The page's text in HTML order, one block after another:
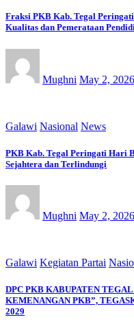
Fraksi PKB Kab. Tegal
Kualitas dan Pemerataan
Mughni May 2, 2026
Galawi Nasional News
PKB Kab. Tegal Peringati Hari
Sejahtera dan Terlindungi
Mughni May 2, 2026
Galawi Kegiatan Partai
DPC PKB KABUPATEN
KEMENANGAN PKB”,
2029